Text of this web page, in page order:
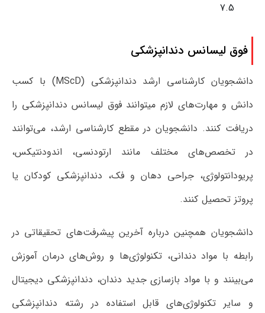
7.5
فوق لیسانس دندانپزشکی
دانشجویان کارشناسی ارشد دندانپزشکی (MScD) با کسب
دانش و مهارت‌های لازم میتوانند فوق لیسانس دندانپزشکی را
دریافت کنند. دانشجویان در مقطع کارشناسی ارشد، می‌توانند
در تخصص‌های مختلف مانند ارتودنسی، اندودنتیکس،
پریودانتولوژی، جراحی دهان و فک، دندانپزشکی کودکان یا
پروتز تحصیل کنند.
دانشجویان همچنین درباره آخرین پیشرفت‌های تحقیقاتی در
رابطه با مواد دندانی، تکنولوژی‌ها و روش‌های درمان آموزش
می‌بینند و با مواد بازسازی جدید دندان، دندانپزشکی دیجیتال
و سایر تکنولوژی‌های قابل استفاده در رشته دندانپزشکی